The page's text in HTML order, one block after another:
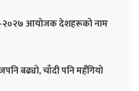
२०२७ आयोजक देशहरूको नाम
बढ्यो, चाँदी पनि महँगियो